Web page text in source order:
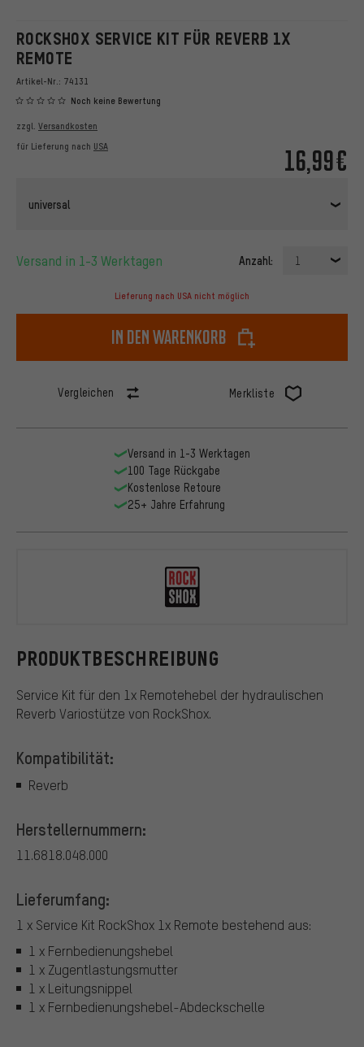
ROCKSHOX SERVICE KIT FÜR REVERB 1X
REMOTE
Artikel-Nr.: 74131
Noch keine Bewertung
16,99€
zzgl. Versandkosten
für Lieferung nach USA
universal
Versand in 1-3 Werktagen Anzahl: 1
Lieferung nach USA nicht möglich
In den Warenkorb
Vergleichen Merkliste
PRODUKTBESCHREIBUNG
Service Kit für den 1x Remotehebel der hydraulischen
Reverb Variostütze von RockShox.
Kompatibilität:
Reverb
Herstellernummern:
11.6818.048.000
Lieferumfang:
1 x Service Kit RockShox 1x Remote bestehend aus:
1 x Fernbedienungshebel
1 x Zugentlastungsmutter
1 x Leitungsnippel
1 x Fernbedienungshebel-Abdeckschelle
Versand in 1-3 Werktagen
100 Tage Rückgabe
Kostenlose Retoure
25+ Jahre Erfahrung